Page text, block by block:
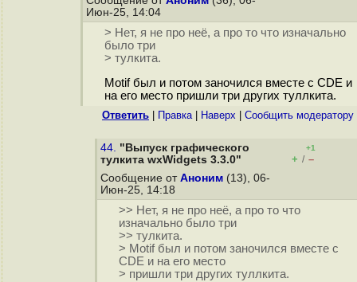
Июн-25, 14:04
> Нет, я не про неё, а про то что изначально
было три
> тулкита.
Motif был и потом заночился вместе с CDE и
на его место пришли три других туллкита.
Ответить Правка| Наверх Cообщить модератору
44. "Выпуск графического
тулкита wxWidgets 3.3.0"
+1
+ / –
Сообщение от Аноним (13), 06-
Июн-25, 14:18
>> Нет, я не про неё, а про то что
изначально было три
>> тулкита.
> Motif был и потом заночился вместе с
CDE и на его место
> пришли три других туллкита.